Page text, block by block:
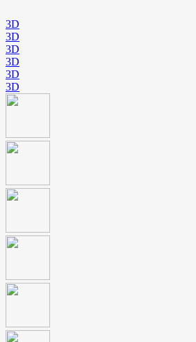
3D
3D
3D
3D
3D
3D